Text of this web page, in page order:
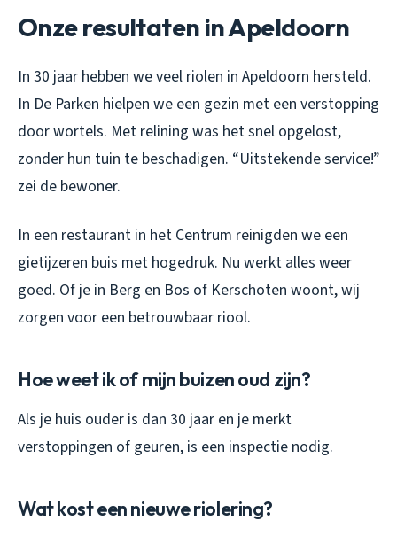
Onze resultaten in Apeldoorn
In 30 jaar hebben we veel riolen in Apeldoorn hersteld.
In De Parken hielpen we een gezin met een verstopping
door wortels. Met relining was het snel opgelost,
zonder hun tuin te beschadigen. “Uitstekende service!”
zei de bewoner.
In een restaurant in het Centrum reinigden we een
gietijzeren buis met hogedruk. Nu werkt alles weer
goed. Of je in Berg en Bos of Kerschoten woont, wij
zorgen voor een betrouwbaar riool.
Hoe weet ik of mijn buizen oud zijn?
Als je huis ouder is dan 30 jaar en je merkt
verstoppingen of geuren, is een inspectie nodig.
Wat kost een nieuwe riolering?